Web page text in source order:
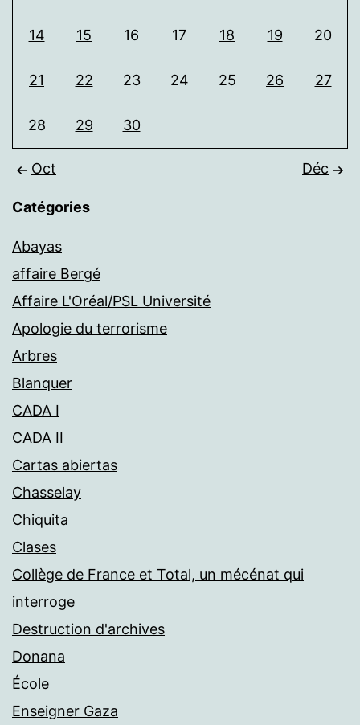
14 15 16 17 18 19 20
21 22 23 24 25 26 27
28 29 30
Oct Déc
Catégories
Abayas
affaire Bergé
Affaire L'Oréal/PSL Université
Apologie du terrorisme
Arbres
Blanquer
CADA I
CADA II
Cartas abiertas
Chasselay
Chiquita
Clases
Collège de France et Total, un mécénat qui
interroge
Destruction d'archives
Donana
École
Enseigner Gaza